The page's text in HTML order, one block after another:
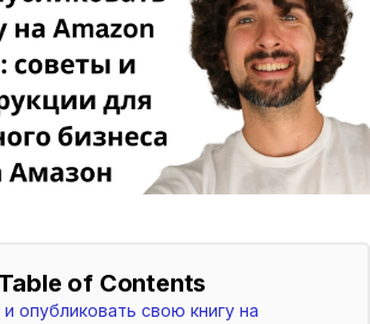
Table of Contents
и опубликовать свою книгу на